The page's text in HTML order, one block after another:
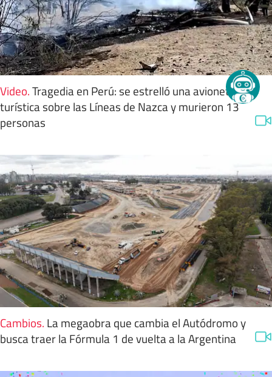
Video.Tragedia en Perú: se estrelló una avioneta
turística sobre las Líneas de Nazca y murieron 13
personas
Cambios. La megaobra que cambia el Autódromo y
busca traer la Fórmula 1 de vuelta a la Argentina